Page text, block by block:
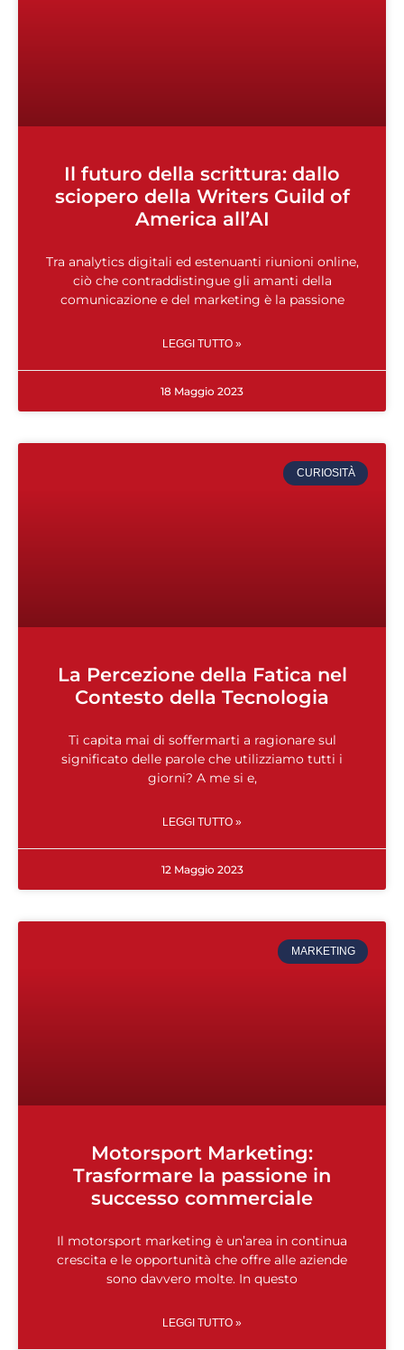
Il futuro della scrittura: dallo
sciopero della Writers Guild of
America all’AI
Tra analytics digitali ed estenuanti riunioni online,
ciò che contraddistingue gli amanti della
comunicazione e del marketing è la passione
LEGGI TUTTO »
18 Maggio 2023
CURIOSITÀ
La Percezione della Fatica nel
Contesto della Tecnologia
Ti capita mai di soffermarti a ragionare sul
significato delle parole che utilizziamo tutti i
giorni? A me si e,
LEGGI TUTTO »
12 Maggio 2023
MARKETING
Motorsport Marketing:
Trasformare la passione in
successo commerciale
Il motorsport marketing è un’area in continua
crescita e le opportunità che offre alle aziende
sono davvero molte. In questo
LEGGI TUTTO »